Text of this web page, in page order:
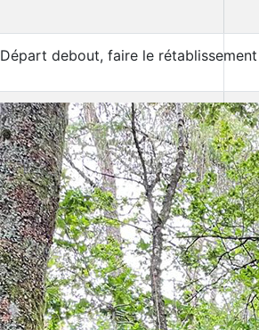
Départ debout, faire le